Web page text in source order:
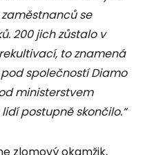
se
200 jich zůstalo v
to znamená
společností Diamo
ministerstvem
postupně skončilo.“